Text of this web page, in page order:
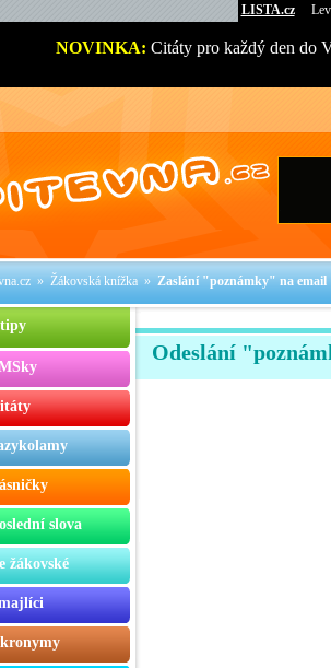
LISTA.cz
NOVINKA: Citáty pro každý den do
»Žákovská knížka»Zaslání "poznámky" na email
slova
žákovské
Odeslání